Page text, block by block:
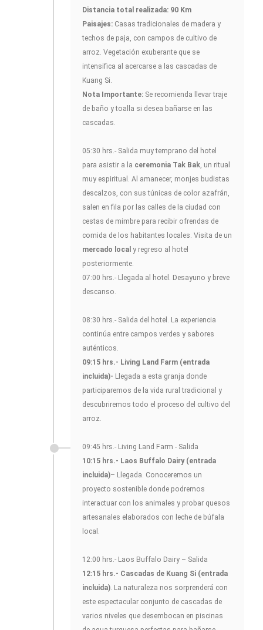
Distancia total realizada: 90 Km
Paisajes: Casas tradicionales de madera y
techos de paja, con campos de cultivo de
arroz. Vegetación exuberante que se
intensifica al acercarse a las cascadas de
Kuang Si.
Nota Importante: Se recomienda llevar traje
de baño y toalla si desea bañarse en las
cascadas.
05:30 hrs.- Salida muy temprano del hotel
para asistir a la ceremonia Tak Bak , un ritual
muy espiritual. Al amanecer, monjes budistas
descalzos, con sus túnicas de color azafrán,
salen en fila por las calles de la ciudad con
cestas de mimbre para recibir ofrendas de
comida de los habitantes locales. Visita de un
mercado local y regreso al hotel
posteriormente.
07:00 hrs.- Llegada al hotel. Desayuno y breve
descanso.
08:30 hrs.- Salida del hotel. La experiencia
continúa entre campos verdes y sabores
auténticos.
09:15 hrs.- Living Land Farm (entrada
incluida)- Llegada a esta granja donde
participaremos de la vida rural tradicional y
descubriremos todo el proceso del cultivo del
arroz.
09:45 hrs.- Living Land Farm - Salida
10:15 hrs.- Laos Buffalo Dairy (entrada
incluida)– Llegada. Conoceremos un
proyecto sostenible donde podremos
interactuar con los animales y probar quesos
artesanales elaborados con leche de búfala
local.
12:00 hrs.- Laos Buffalo Dairy – Salida
12:15 hrs.- Cascadas de Kuang Si (entrada
incluida) . La naturaleza nos sorprenderá con
este espectacular conjunto de cascadas de
varios niveles que desembocan en piscinas